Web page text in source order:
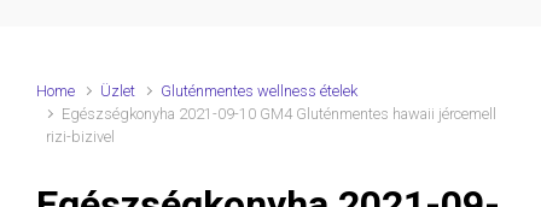
Home Üzlet
Gluténmentes wellness ételek
Egészségkonyha 2021-09-10 GM4 Gluténmentes hawaii jércemell
rizi-bizivel